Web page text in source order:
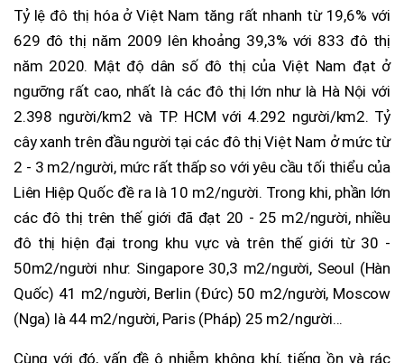
Tỷ lệ đô thị hóa ở Việt Nam tăng rất nhanh từ 19,6% với
629 đô thị năm 2009 lên khoảng 39,3% với 833 đô thị
năm 2020. Mật độ dân số đô thị của Việt Nam đạt ở
ngưỡng rất cao, nhất là các đô thị lớn như là Hà Nội với
2.398 người/km2 và TP. HCM với 4.292 người/km2. Tỷ
cây xanh trên đầu người tại các đô thị Việt Nam ở mức từ
2 - 3 m2/người, mức rất thấp so với yêu cầu tối thiểu của
Liên Hiệp Quốc đề ra là 10 m2/người. Trong khi, phần lớn
các đô thị trên thế giới đã đạt 20 - 25 m2/người, nhiều
đô thị hiện đại trong khu vực và trên thế giới từ 30 -
50m2/người như: Singapore 30,3 m2/người, Seoul (Hàn
Quốc) 41 m2/người, Berlin (Đức) 50 m2/người, Moscow
(Nga) là 44 m2/người, Paris (Pháp) 25 m2/người...
Cùng với đó, vấn đề ô nhiễm không khí, tiếng ồn và rác